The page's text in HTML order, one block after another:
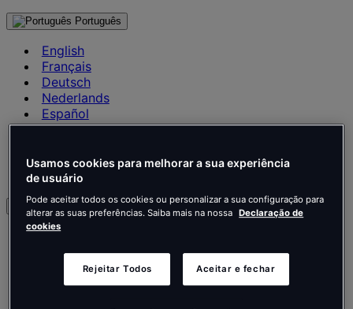
Português
English
Français
Deutsch
Nederlands
Español
Italiano
Português
Polski
English
Français
Deutsch
Nederlands
Usamos cookies para melhorar a sua experiência
de usuário
Pode aceitar todos os cookies ou personalizar a sua configuração para
alterar as suas preferências. Saiba mais na nossa Declaração de
cookies
Rejeitar Todos Aceitar e fechar